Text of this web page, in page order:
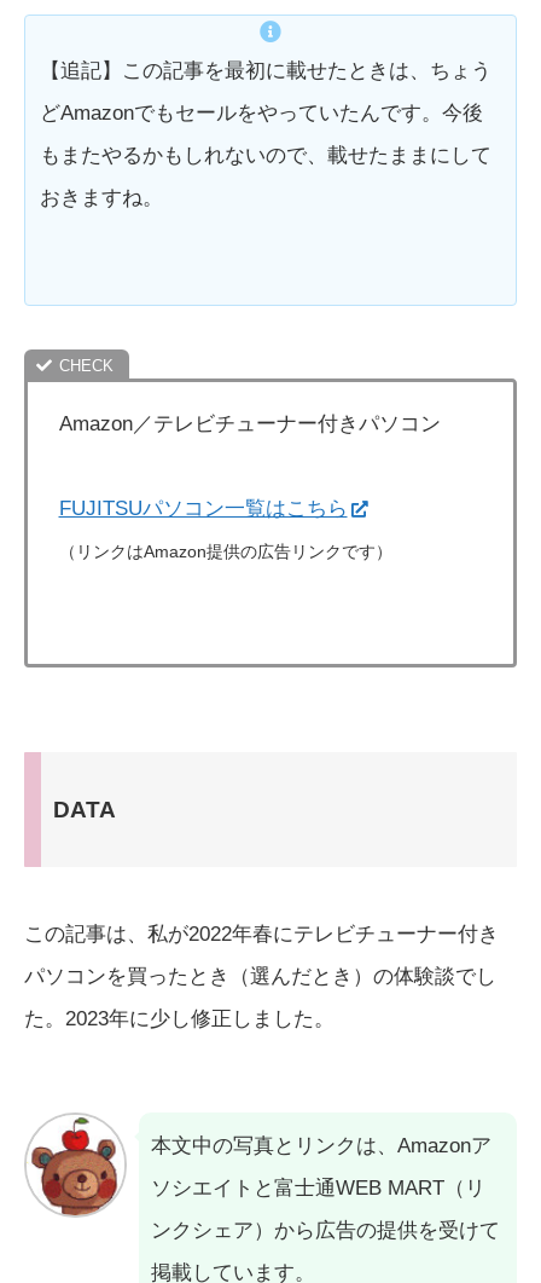
【追記】この記事を最初に載せたときは、ちょう
どAmazonでもセールをやっていたんです。今後
もまたやるかもしれないので、載せたままにして
おきますね。
Amazon／テレビチューナー付きパソコン
FUJITSUパソコン一覧はこちら
（リンクはAmazon提供の広告リンクです）
DATA
この記事は、私が2022年春にテレビチューナー付き
パソコンを買ったとき（選んだとき）の体験談でし
た。2023年に少し修正しました。
本文中の写真とリンクは、Amazonア
ソシエイトと富士通WEB MART（リ
ンクシェア）から広告の提供を受けて
掲載しています。